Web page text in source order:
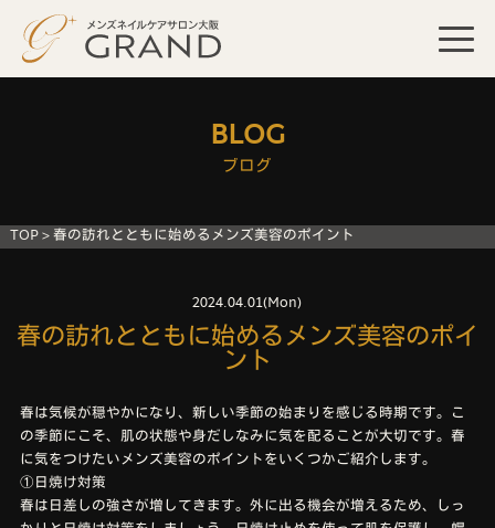
BLOG
ブログ
TOP>春の訪れとともに始めるメンズ美容のポイント
2024.04.01(Mon)
春の訪れとともに始めるメンズ美容のポイ
ント
春は気候が穏やかになり、新しい季節の始まりを感じる時期です。こ
の季節にこそ、肌の状態や身だしなみに気を配ることが大切です。春
に気をつけたいメンズ美容のポイントをいくつかご紹介します。
①日焼け対策
春は日差しの強さが増してきます。外に出る機会が増えるため、しっ